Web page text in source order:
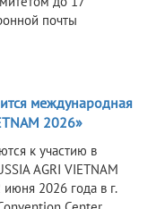
почты
международная
2026»
к участию в
AGRI VIETNAM
июня 2026 года в г.